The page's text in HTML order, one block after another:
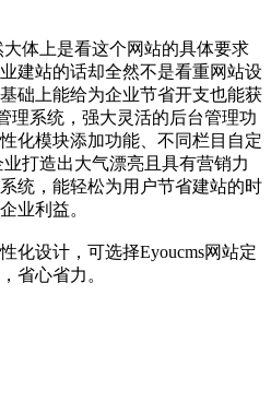
体上是看这个网站的具体要求
建站的话却全然不是看重网站设
础上能给为企业节省开支也能获
理系统，强大灵活的后台管理功
化模块添加功能、不同栏目自定
打造出大气漂亮且具有营销力
统，能轻松为用户节省建站的时
业利益。
化设计，可选择Eyoucms网站定
省心省力。